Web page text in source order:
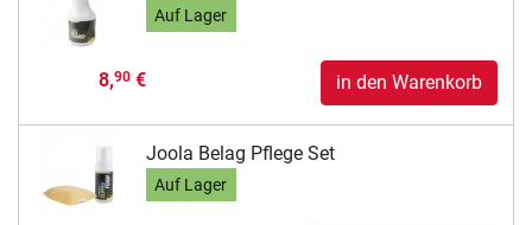
Auf Lager
8,90€ in den Warenkorb
Joola Belag Pflege Set
Auf Lager